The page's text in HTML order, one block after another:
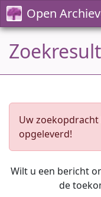
Open
Uw
opgeleverd!
Wilt u een bericht
de